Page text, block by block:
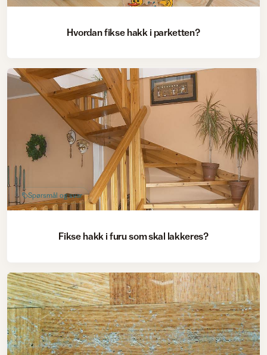
Hvordan fikse hakk i parketten?
Spørsmål og svar
Fikse hakk i furu som skal lakkeres?